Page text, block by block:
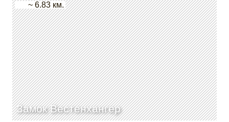
Замок Вестенхангер
~ 6.83 км.